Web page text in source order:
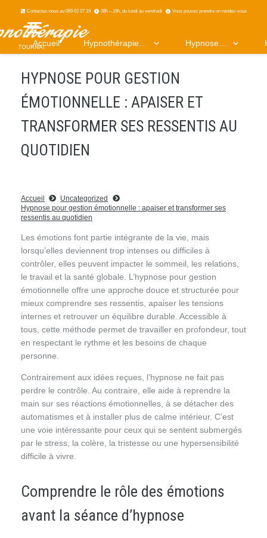
Contactez-nous au 069 62 07 19 08h – 19h, du lundi au vendredi Vous pouvez prendre un rendez-vous
Accueil Hypnothérapie… Hypnose…
HYPNOSE POUR GESTION
ÉMOTIONNELLE : APAISER ET
TRANSFORMER SES RESSENTIS AU
QUOTIDIEN
Accueil
Uncategorized
Hypnose pour gestion émotionnelle : apaiser et transformer ses
ressentis au quotidien
Les émotions font partie intégrante de la vie, mais
lorsqu’elles deviennent trop intenses ou difficiles à
contrôler, elles peuvent impacter le sommeil, les relations,
le travail et la santé globale. L’hypnose pour gestion
émotionnelle offre une approche douce et structurée pour
mieux comprendre ses ressentis, apaiser les tensions
internes et retrouver un équilibre durable. Accessible à
tous, cette méthode permet de travailler en profondeur, tout
en respectant le rythme et les besoins de chaque
personne.
Contrairement aux idées reçues, l’hypnose ne fait pas
perdre le contrôle. Au contraire, elle aide à reprendre la
main sur ses réactions émotionnelles, à se détacher des
automatismes et à installer plus de calme intérieur. C’est
une voie intéressante pour ceux qui se sentent submergés
par le stress, la colère, la tristesse ou une hypersensibilité
difficile à vivre.
Comprendre le rôle des émotions
avant la séance d’hypnose